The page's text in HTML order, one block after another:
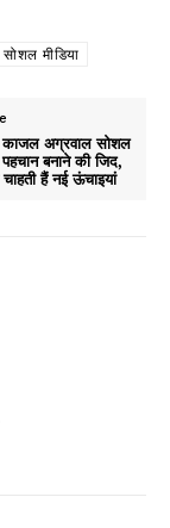
सोशल मीडिया
काजल अग्रवाल सोशल
बनाने की जिद,
हैं नई ऊंचाइयां